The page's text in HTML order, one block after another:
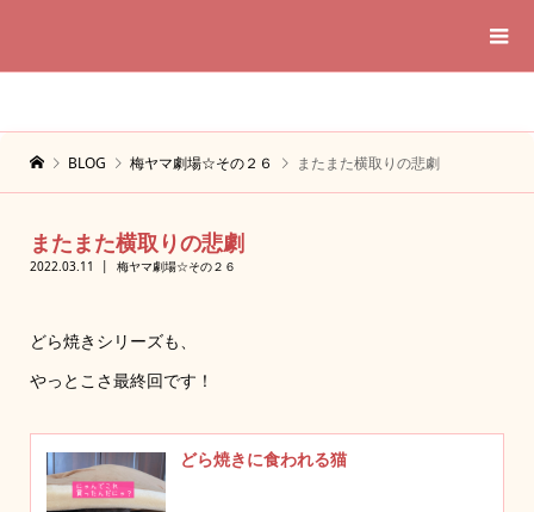
BLOG 梅ヤマ劇場☆その２６ またまた横取りの悲劇
またまた横取りの悲劇
2022.03.11 梅ヤマ劇場☆その２６
どら焼きシリーズも、
やっとこさ最終回です！
どら焼きに食われる猫